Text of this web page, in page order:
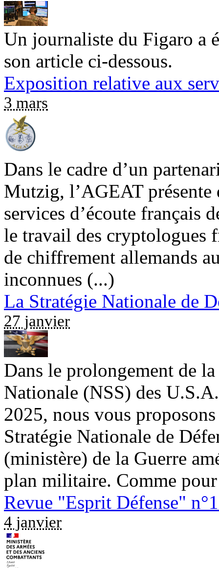
Un journaliste du Figaro a
son article ci-dessous.
Exposition relative aux
3 mars
Dans le cadre d’un
Mutzig, l’AGEAT présente
services d’écoute français
le travail des cryptologues
de chiffrement allemands
inconnues (...)
La Stratégie Nationale de
27 janvier
Dans le prolongement de
Nationale (NSS) des
2025, nous vous
Stratégie Nationale de
(ministère) de la Guerre
plan militaire. Comme
Revue "Esprit Défense"
4 janvier